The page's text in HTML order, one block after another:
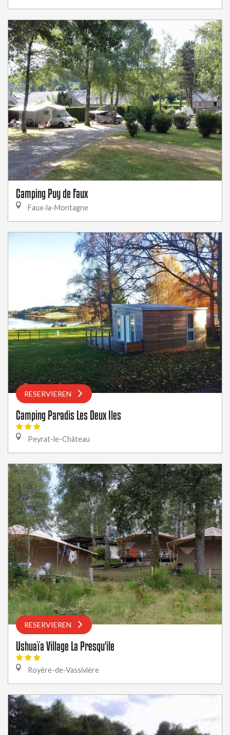
Camping Puy de Faux
Faux-la-Montagne
RESERVIEREN
Camping Paradis Les Deux Iles
Peyrat-le-Château
RESERVIEREN
Ushuaïa Village La Presqu'ile
Royère-de-Vassivière